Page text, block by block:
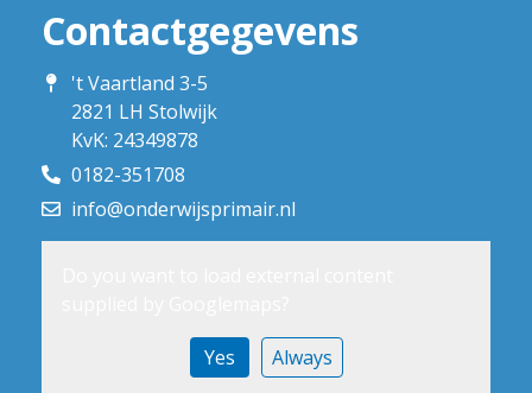
Contactgegevens
't Vaartland 3-5
2821 LH Stolwijk
KvK: 24349878
0182-351708
info@onderwijsprimair.nl
Yes Always